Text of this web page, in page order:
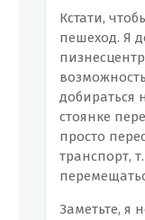
Кстати,
пешеход. Я
добираться
стоянке
просто
транспорт,
Заметьте, я